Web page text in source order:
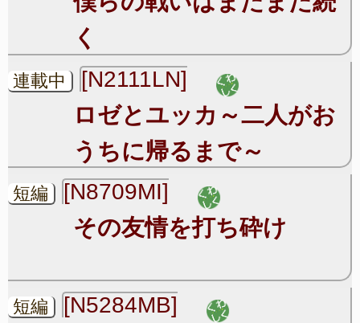
く
連載中 [N2111LN]
ロゼとユッカ～二人がお
うちに帰るまで～
短編 [N8709MI]
その友情を打ち砕け
短編 [N5284MB]